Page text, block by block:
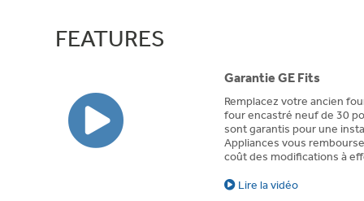
FEATURES
Garantie GE Fits
Remplacez votre ancien
four encastré neuf de 30
sont garantis pour une
Appliances vous
coût des modifications à
Lire la vidéo